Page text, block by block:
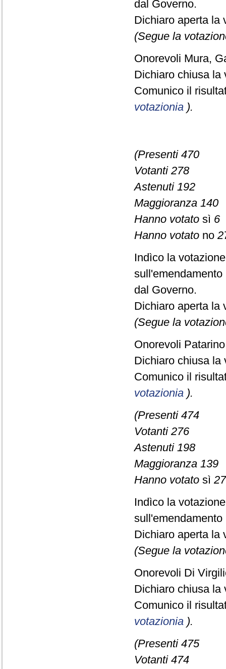
dal Governo.
Dichiaro aperta la
(Segue la
Onorevoli Mura,
Dichiaro chiusa la
Comunico il
votazionia ).
(Presenti 470
Votanti 278
Astenuti 192
Maggioranza 140
Hanno votato sì 6
Hanno votato no
Indìco la
dal Governo.
Dichiaro aperta la
(Segue la
Onorevoli
Dichiaro chiusa la
Comunico il
votazionia ).
(Presenti 474
Votanti 276
Astenuti 198
Maggioranza 139
Hanno votato sì
Indìco la
Dichiaro aperta la
(Segue la
Onorevoli Di
Dichiaro chiusa la
Comunico il
votazionia ).
(Presenti 475
Votanti 474